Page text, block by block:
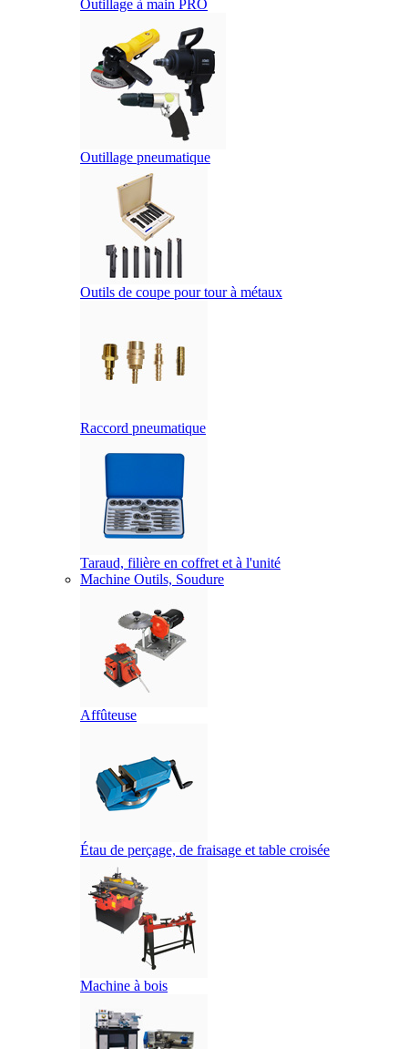
Outillage à main PRO
Outillage pneumatique
Outils de coupe pour tour à métaux
Raccord pneumatique
Taraud, filière en coffret et à l'unité
Machine Outils, Soudure
Affûteuse
Étau de perçage, de fraisage et table croisée
Machine à bois